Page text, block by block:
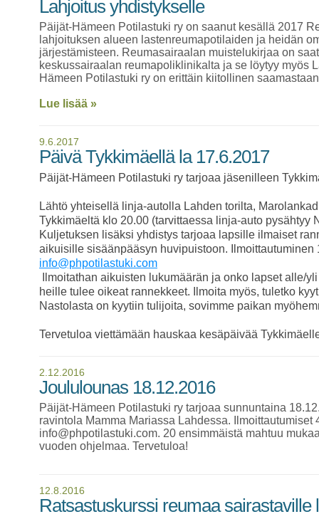
Lahjoitus yhdistykselle
Päijät-Hämeen Potilastuki ry on saanut kesällä 2017
lahjoituksen alueen lastenreumapotilaiden ja heidän
järjestämisteen. Reumasairaalan muistelukirjaa on
keskussairaalan reumapoliklinikalta ja se löytyy myös
Hämeen Potilastuki ry on erittäin kiitollinen
Lue lisää »
9.6.2017
Päivä Tykkimäellä la 17.6.2017
Päijät-Hämeen Potilastuki ry tarjoaa jäsenilleen
Lähtö yhteisellä linja-autolla Lahden torilta,
Tykkimäeltä klo 20.00 (tarvittaessa linja-auto
Kuljetuksen lisäksi yhdistys tarjoaa lapsille ilmaiset
aikuisille sisäänpääsyn huvipuistoon.
info@phpotilastuki.com
heille tulee oikeat rannekkeet. Ilmoita myös, tuletko
Nastolasta on kyytiin tulijoita, sovimme paikan
Tervetuloa viettämään hauskaa kesäpäivää
2.12.2016
Joululounas 18.12.2016
Päijät-Hämeen Potilastuki ry tarjoaa sunnuntaina
ravintola Mamma Mariassa Lahdessa. Ilmoittautumiset
info@phpotilastuki.com. 20 ensimmäistä mahtuu
vuoden ohjelmaa. Tervetuloa!
12.8.2016
Ratsastuskurssi reumaa sairastaville